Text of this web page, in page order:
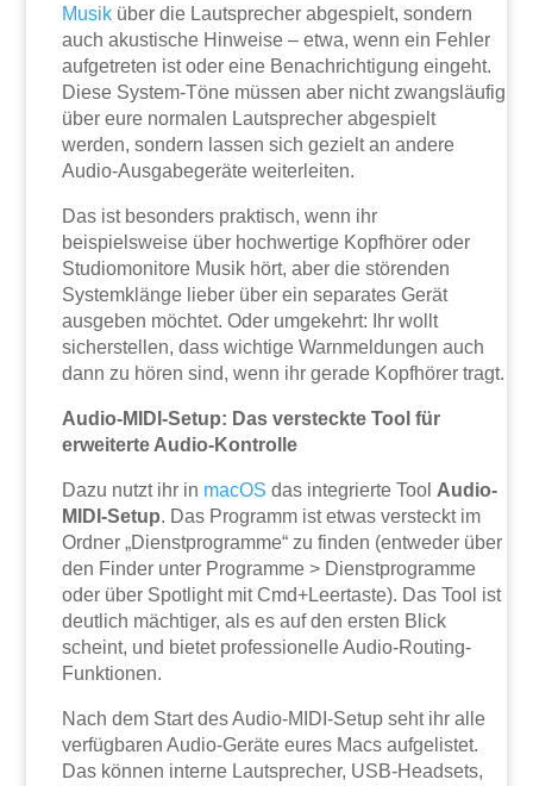
Musik über die Lautsprecher abgespielt, sondern
auch akustische Hinweise – etwa, wenn ein Fehler
aufgetreten ist oder eine Benachrichtigung eingeht.
Diese System-Töne müssen aber nicht zwangsläufig
über eure normalen Lautsprecher abgespielt
werden, sondern lassen sich gezielt an andere
Audio-Ausgabegeräte weiterleiten.
Das ist besonders praktisch, wenn ihr
beispielsweise über hochwertige Kopfhörer oder
Studiomonitore Musik hört, aber die störenden
Systemklänge lieber über ein separates Gerät
ausgeben möchtet. Oder umgekehrt: Ihr wollt
sicherstellen, dass wichtige Warnmeldungen auch
dann zu hören sind, wenn ihr gerade Kopfhörer tragt.
Audio-MIDI-Setup: Das versteckte Tool für
erweiterte Audio-Kontrolle
Dazu nutzt ihr in macOS das integrierte Tool Audio-
MIDI-Setup. Das Programm ist etwas versteckt im
Ordner „Dienstprogramme“ zu finden (entweder über
den Finder unter Programme > Dienstprogramme
oder über Spotlight mit Cmd+Leertaste). Das Tool ist
deutlich mächtiger, als es auf den ersten Blick
scheint, und bietet professionelle Audio-Routing-
Funktionen.
Nach dem Start des Audio-MIDI-Setup seht ihr alle
verfügbaren Audio-Geräte eures Macs aufgelistet.
Das können interne Lautsprecher, USB-Headsets,